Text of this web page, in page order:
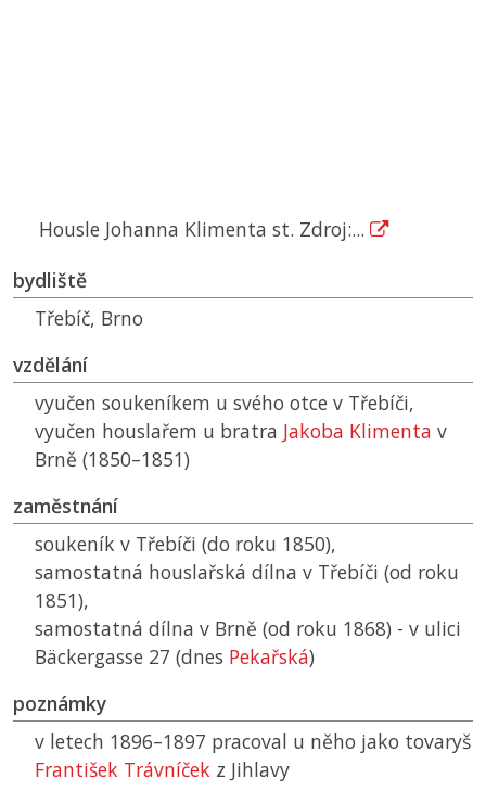
Housle Johanna Klimenta st. Zdroj:...
bydliště
Třebíč, Brno
vzdělání
vyučen soukeníkem u svého otce v Třebíči,
vyučen houslařem u bratra Jakoba Klimenta v
Brně (1850–1851)
zaměstnání
soukeník v Třebíči (do roku 1850),
samostatná houslařská dílna v Třebíči (od roku
1851),
samostatná dílna v Brně (od roku 1868) - v ulici
Bäckergasse 27 (dnes Pekařská)
poznámky
v letech 1896–1897 pracoval u něho jako tovaryš
František Trávníček z Jihlavy